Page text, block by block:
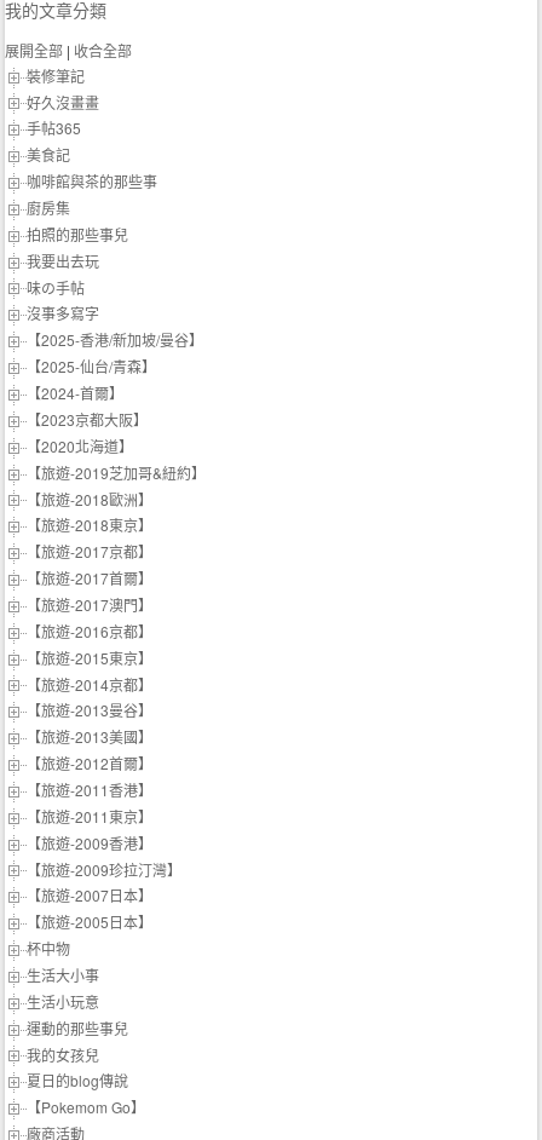
我的文章分類
展開全部 | 收合全部
裝修筆記
好久沒畫畫
手帖365
美食記
咖啡館與茶的那些事
廚房集
拍照的那些事兒
我要出去玩
味の手帖‬
沒事多寫字
【2025-香港/新加坡/曼谷】
【2025-仙台/青森】
【2024-首爾】
【2023京都大阪】
【2020北海道】
【旅遊-2019芝加哥&紐約】
【旅遊-2018歐洲】
【旅遊-2018東京】
【旅遊-2017京都】
【旅遊-2017首爾】
【旅遊-2017澳門】
【旅遊-2016京都】
【旅遊-2015東京】
【旅遊-2014京都】
【旅遊-2013曼谷】
【旅遊-2013美國】
【旅遊-2012首爾】
【旅遊-2011香港】
【旅遊-2011東京】
【旅遊-2009香港】
【旅遊-2009珍拉汀灣】
【旅遊-2007日本】
【旅遊-2005日本】
杯中物
生活大小事
生活小玩意
運動的那些事兒
我的女孩兒
夏日的blog傳說
【Pokemom Go】
廠商活動